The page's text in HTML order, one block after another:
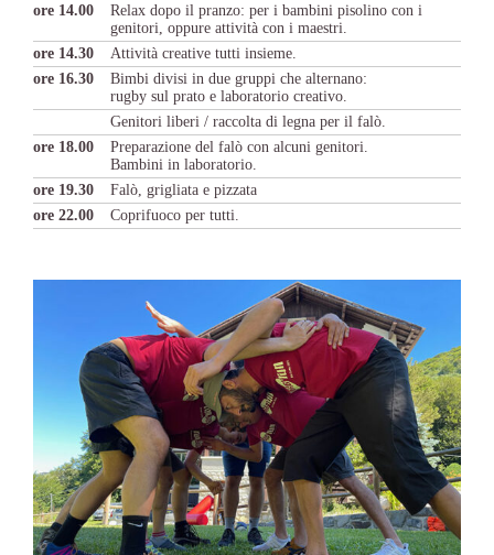
ore 14.00
Relax dopo il pranzo: per i bambini pisolino con i
genitori, oppure attività con i maestri.
ore 14.30
Attività creative tutti insieme.
ore 16.30
Bimbi divisi in due gruppi che alternano:
rugby sul prato e laboratorio creativo.
Genitori liberi / raccolta di legna per il falò.
ore 18.00
Preparazione del falò con alcuni genitori.
Bambini in laboratorio.
ore 19.30
Falò, grigliata e pizzata
ore 22.00
Coprifuoco per tutti.